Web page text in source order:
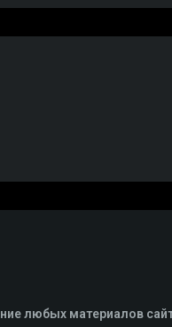
любых материалов